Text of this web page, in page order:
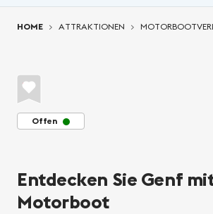
HOME ATTRAKTIONEN
Offen
Entdecken Sie Genf
Motorboot